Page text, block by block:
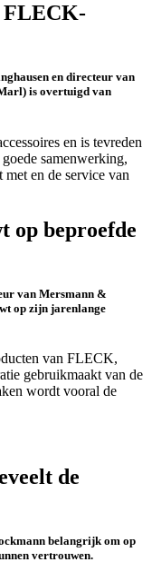
FLECK-
en directeur van
is overtuigd van
en is tevreden
samenwerking,
en de service van
op beproefde
van Mersmann &
op zijn jarenlange
van FLECK,
gebruikmaakt van de
wordt vooral de
de
belangrijk om op
vertrouwen.